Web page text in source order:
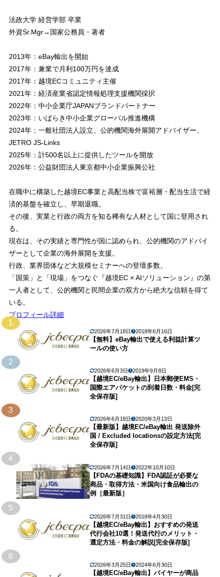
法政大学 経営学部 卒業
外資Sr.Mgr→国家公務員・著者
2013年：eBay輸出を開始
2017年：兼業で月利100万円を達成
2017年：越境ECコミュニティ主催
2021年：経済産業省認定情報処理支援機関採択
2022年：中小企業庁JAPANブランドパートナー
2023年：いばらき中小企業グローバル推進機構
2024年：一般社団法人設立、公的機関海外展開アドバイザー、
JETRO JS-Links
2025年：計500名以上に提供したツールを開放
2026年：公益財団法人東京都中小企業振興公社
在職中に構築した越境EC事業と高配当株で富裕層・配当生活で経
済的基盤を確立し、早期退職。
その後、実業と行政の両方を知る稀有な人材として国に登用され
る。
現在は、その実績と専門性が国に認められ、公的機関のアドバイ
ザーとして企業の海外展開を支援。
行政、業界団体など大規模セミナーへの登壇多数。
「国策」と「現場」をつなぐ『越境EC × AIソリューション』の第
一人者として、公的機関と民間企業の双方から絶大な信頼を得て
いる。
プロフィール詳細
1
2026年7月18日 2018年6月16日
【無料】eBay輸出で使える利益計算ツ
ールの使い方
2
2026年6月3日 2019年9月8日
【越境EC/eBay輸出】日本郵便EMS・
国際エアパケットの到着日数・料金[完
全保存版]
3
2026年6月18日 2020年3月13日
【最新版】越境EC/eBay輸出 発送除外
国 / Excluded locationsの設定方法[完
全保存版]
4
2026年7月14日 2022年10月10日
【FDAの基礎知識】FDA認証が必要な
商品・取得方法・米国向け食品輸出の
例［最新版］
5
2026年7月31日 2018年4月30日
【越境EC/eBay輸出】おすすめの発送
代行会社10選！発送代行のメリット・
選定方法・料金の解説[完全保存版]
6
2026年3月25日 2024年6月30日
【越境EC/eBay輸出】バイヤーが商品